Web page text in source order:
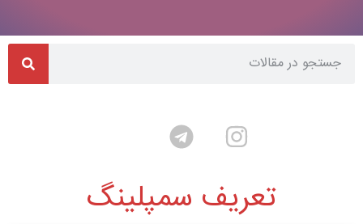
تعریف سمپلینگ